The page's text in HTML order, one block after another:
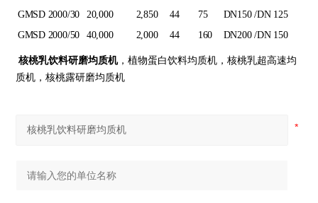
GMSD 2000/30 20,000 2,850 44 75
DN150 /DN 125
GMSD 2000/50
40,000 2,000 44 160 DN200 /DN 150
核桃乳饮料研磨均质机，植物蛋白饮料均质机，核桃乳超高速均
质机，核桃露研磨均质机